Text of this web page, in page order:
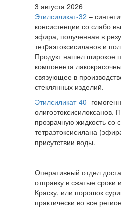
3 августа 2026
Этилсиликат-32 –
консистенции со слабо
эфира, полученная в
тетpаэтоксисиланов и
Продукт нашел широкое
компонента
связующее в
стеклянных изделий.
Этилсиликат-40 -
олигоэтоксисилоксанов.
прозрачную жидкость со
тетраэтоксисилана
присутствии воды.
Оперативный отдел
отправку в сжатые
Краску, или порошок
практически во все